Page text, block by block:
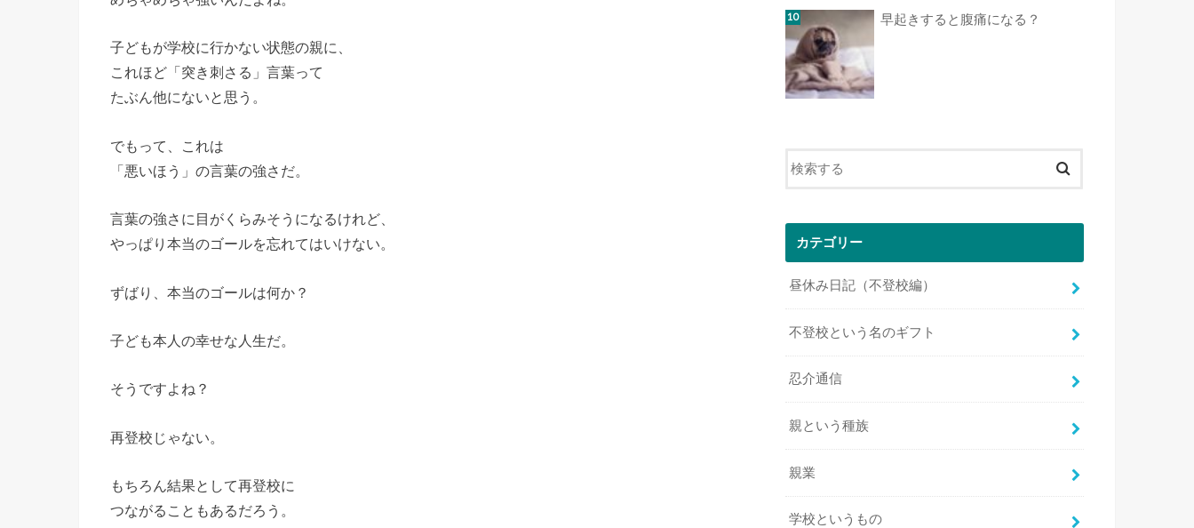
子どもが学校に行かない状態の親に、
これほど「突き刺さる」言葉って
たぶん他にないと思う。
でもって、これは
「悪いほう」の言葉の強さだ。
言葉の強さに目がくらみそうになるけれど、
やっぱり本当のゴールを忘れてはいけない。
ずばり、本当のゴールは何か？
子ども本人の幸せな人生だ。
そうですよね？
再登校じゃない。
もちろん結果として再登校に
つながることもあるだろう。
早起きすると腹痛になる？
カテゴリー
昼休み日記（不登校編）
不登校という名のギフト
忍介通信
親という種族
親業
学校というもの